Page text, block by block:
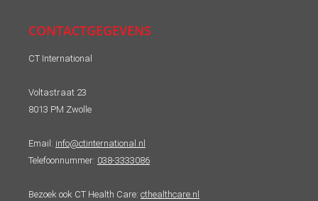
CONTACTGEGEVENS
CT International
Voltastraat 23
8013 PM Zwolle
Email: info@ctinternational.nl
Telefoonnummer: 038-3333086
Bezoek ook CT Health Care: cthealthcare.nl